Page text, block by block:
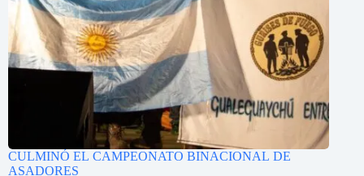
CULMINÓ EL CAMPEONATO BINACIONAL DE
ASADORES